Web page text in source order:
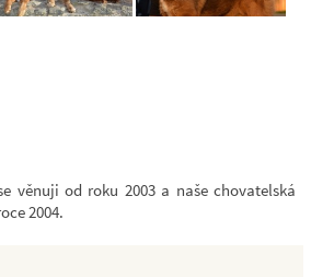
věnuji od roku 2003 a naše chovatelská
2004.